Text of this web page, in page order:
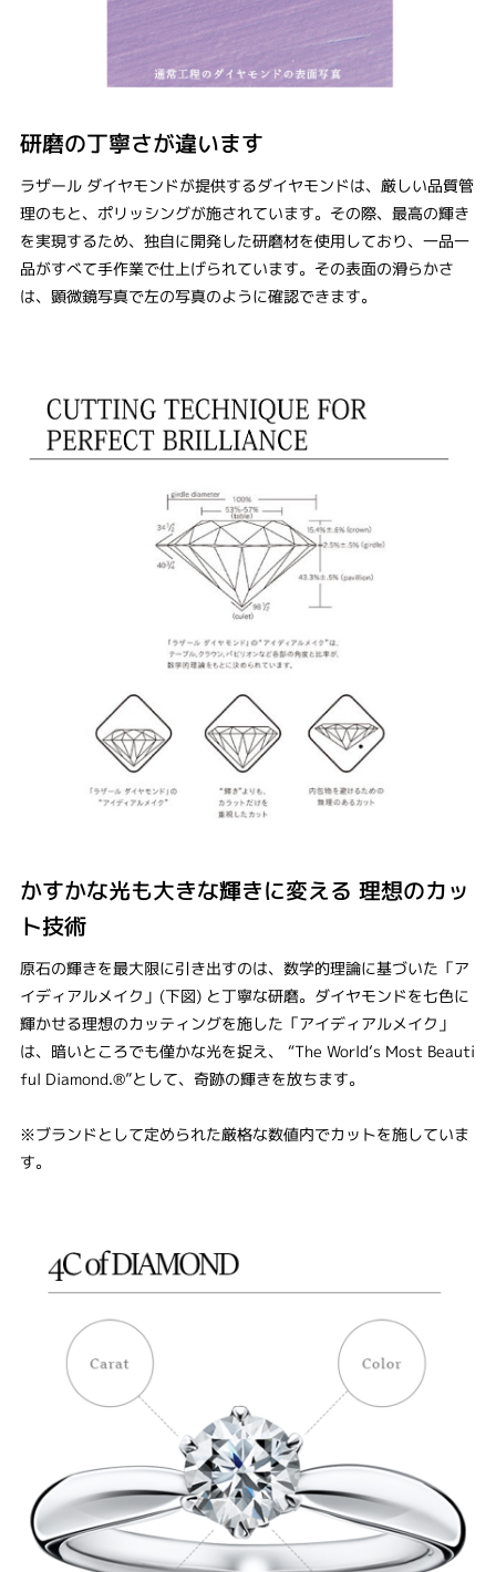
研磨の丁寧さが違います
ラザール ダイヤモンドが提供するダイヤモンドは、厳しい品質管
理のもと、ポリッシングが施されています。その際、最高の輝き
を実現するため、独自に開発した研磨材を使用しており、一品一
品がすべて手作業で仕上げられています。その表面の滑らかさ
は、顕微鏡写真で左の写真のように確認できます。
かすかな光も大きな輝きに変える 理想のカッ
ト技術
原石の輝きを最大限に引き出すのは、数学的理論に基づいた「ア
イディアルメイク」(下図) と丁寧な研磨。ダイヤモンドを七色に
輝かせる理想のカッティングを施した「アイディアルメイク」
は、暗いところでも僅かな光を捉え、 “The World‘s Most Beauti
ful Diamond.®”として、奇跡の輝きを放ちます。
※ブランドとして定められた厳格な数値内でカットを施していま
す。